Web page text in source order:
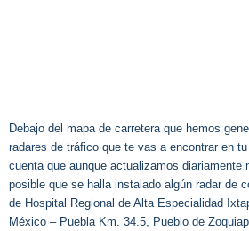
Debajo del mapa de carretera que hemos
radares de tráfico que te vas a encontrar en
cuenta que aunque actualizamos diariamente
posible que se halla instalado algún radar de
de Hospital Regional de Alta Especialidad
México – Puebla Km. 34.5, Pueblo de